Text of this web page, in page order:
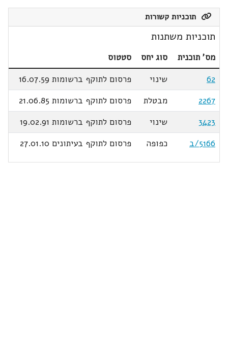
תוכניות קשורות
תוכניות משתנות
מס' תוכנית סוג יחס
סטטוס
62
שינוי
פרסום לתוקף ברשומות 16.07.59
2267
מבטלת
פרסום לתוקף ברשומות 21.06.85
3423
שינוי
פרסום לתוקף ברשומות 19.02.91
5166/ב
כפופה פרסום לתוקף בעיתונים 27.01.10